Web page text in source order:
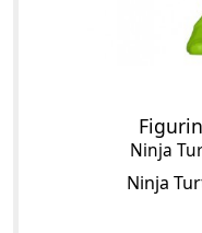
Ninja
Ninja